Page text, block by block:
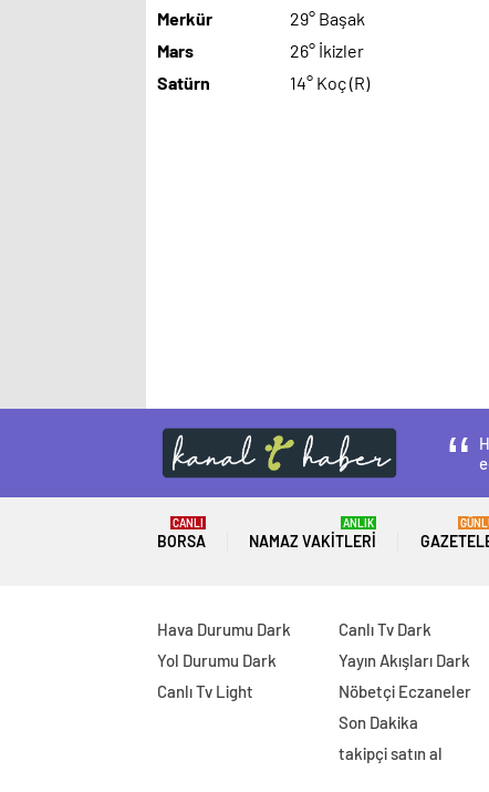
Merkür
29° Başak
Mars
26° İkizler
Satürn
14° Koç (R)
BORSA
CANLI
NAMAZ VAKITLERI
ANLIK
Hava Durumu Dark
Yol Durumu Dark
Canlı Tv Light
Canlı Tv Dark
Yayın Akışları Dark
Nöbetçi Eczaneler
Son Dakika
takipçi satın al